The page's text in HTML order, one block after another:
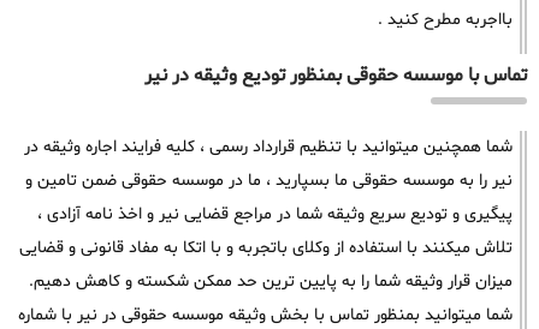
بااجربه مطرح کنید .
تماس با موسسه حقوقی بمنظور تودیع وثیقه در نیر
شما همچنین میتوانید با تنظیم قرارداد رسمی ، کلیه فرایند اجاره وثیقه در
نیر را به موسسه حقوقی ما بسپارید ، ما در موسسه حقوقی ضمن تامین و
پیگیری و تودیع سریع وثیقه شما در مراجع قضایی نیر و اخذ نامه آزادی ،
تلاش میکنند با استفاده از وکلای باتجربه و با اتکا به مفاد قانونی و قضایی
میزان قرار وثیقه شما را به پایین ترین حد ممکن شکسته و کاهش دهیم.
شما میتوانید بمنظور تماس با بخش وثیقه موسسه حقوقی در نیر با شماره